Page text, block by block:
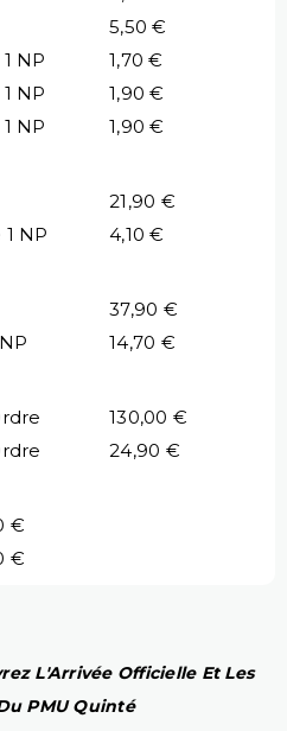
5,50 €
NP
1,70 €
NP
1,90 €
NP
1,90 €
21,90 €
NP
4,10 €
37,90 €
14,70 €
130,00 €
24,90 €
€
€
L'Arrivée Officielle Et Les
PMU Quinté